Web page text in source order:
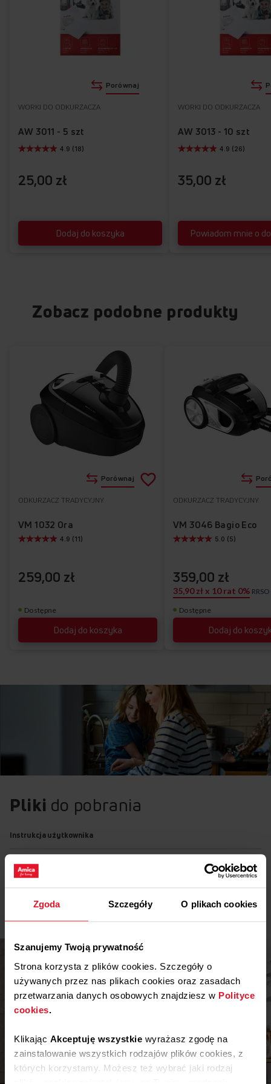
Zgoda Szczegóły O plikach cookies
Szanujemy Twoją prywatność
Strona korzysta z plików cookies. Szczegóły o
używanych przez nas plikach cookies oraz zasadach
przetwarzania danych osobowych znajdziesz w Polityce
cookies.
Klikając Akceptuję wszystkie wyrażasz zgodę na
zainstalowanie wszystkich rodzajów plików cookies, z
których korzystamy. Możesz też wybrać jaki rodzaj
25,00 zł
WORKI DO ODKURZACZA
AW 3011 - 5 szt
Dodaj do koszyka
4.9 (18)
Porównaj
35,00 zł
WORKI DO ODKURZACZA
AW 3013 - 10 szt
Powiadom mnie o
4.9 (26)
Zobacz podobne produkty
Dostępne
ODKURZACZ TRADYCYJNY
VM 1032 Ora
Dodaj do koszyka
4.9 (11)
259,00 zł
Porównaj Dodaj
ulubionych
Dostępne
ODKURZACZ TRADYCYJNY
VM 3046 Bagio Eco
Dodaj do
5.0 (5)
359,00 zł
35,90 zł x 10 rat 0% RRSO
Pliki do pobrania
Instrukcja użytkownika
Ostrzeżenia i informacje dotyczące
bezpieczeństwa
Pobierz
Instrukcja obsługi Pobierz
Inspiracje